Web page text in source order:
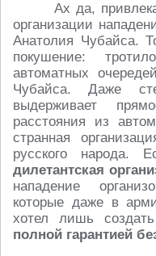
Ах да,
организации
Анатолия Чубайса.
покушение:
автоматных
Чубайса. Даже
выдерживает
расстояния из
странная
русского народа.
дилетантская
нападение
которые даже в
хотел лишь
полной гарантией